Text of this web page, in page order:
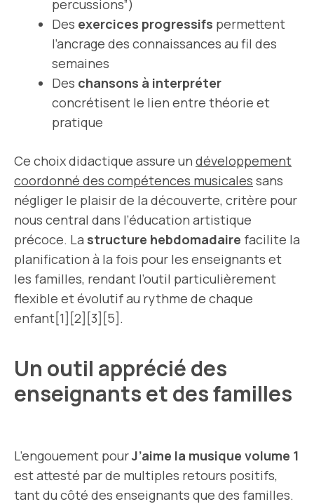
percussions”)
Des exercices progressifs permettent
l’ancrage des connaissances au fil des
semaines
Des chansons à interpréter
concrétisent le lien entre théorie et
pratique
Ce choix didactique assure un développement
coordonné des compétences musicales sans
négliger le plaisir de la découverte, critère pour
nous central dans l’éducation artistique
précoce. La structure hebdomadaire facilite la
planification à la fois pour les enseignants et
les familles, rendant l’outil particulièrement
flexible et évolutif au rythme de chaque
enfant[1][2][3][5].
Un outil apprécié des
enseignants et des familles
L’engouement pourJ’aime la musique volume 1
est attesté par de multiples retours positifs,
tant du côté des enseignants que des familles.